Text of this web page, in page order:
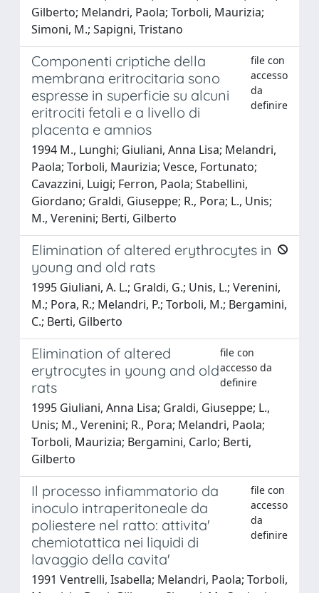
Gilberto; Melandri, Paola; Torboli, Maurizia;
Simoni, M.; Sapigni, Tristano
Componenti criptiche della
membrana eritrocitaria sono
espresse in superficie su alcuni
eritrociti fetali e a livello di
placenta e amnios
file con
accesso
da
definire
1994 M., Lunghi; Giuliani, Anna Lisa; Melandri,
Paola; Torboli, Maurizia; Vesce, Fortunato;
Cavazzini, Luigi; Ferron, Paola; Stabellini,
Giordano; Graldi, Giuseppe; R., Pora; L., Unis;
M., Verenini; Berti, Gilberto
Elimination of altered erythrocytes in
young and old rats
1995 Giuliani, A. L.; Graldi, G.; Unis, L.; Verenini,
M.; Pora, R.; Melandri, P.; Torboli, M.; Bergamini,
C.; Berti, Gilberto
Elimination of altered
erytrocytes in young and old
rats
file con
accesso da
definire
1995 Giuliani, Anna Lisa; Graldi, Giuseppe; L.,
Unis; M., Verenini; R., Pora; Melandri, Paola;
Torboli, Maurizia; Bergamini, Carlo; Berti,
Gilberto
Il processo infiammatorio da
inoculo intraperitoneale da
poliestere nel ratto: attivita'
chemiotattica nei liquidi di
lavaggio della cavita'
file con
accesso
da
definire
1991 Ventrelli, Isabella; Melandri, Paola; Torboli,